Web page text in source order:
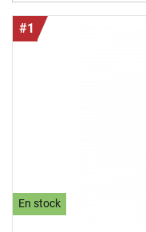
#1
En stock